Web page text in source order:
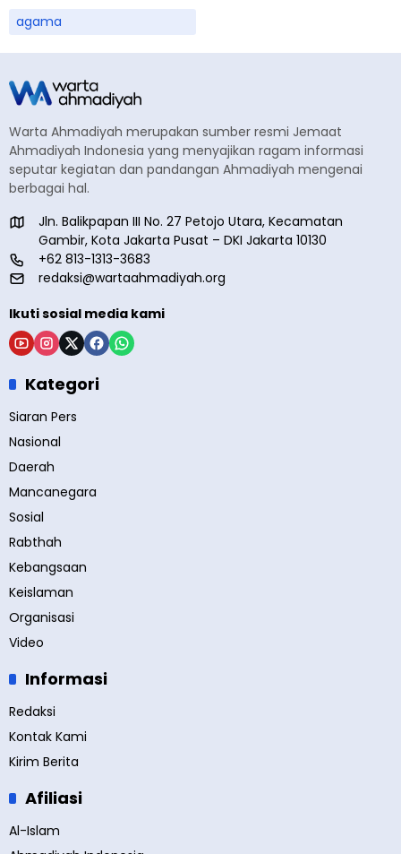
agama
Warta Ahmadiyah merupakan sumber resmi Jemaat
Ahmadiyah Indonesia yang menyajikan ragam informasi
seputar kegiatan dan pandangan Ahmadiyah mengenai
berbagai hal.
Jln. Balikpapan III No. 27 Petojo Utara, Kecamatan
Gambir, Kota Jakarta Pusat – DKI Jakarta 10130
+62 813-1313-3683
redaksi@wartaahmadiyah.org
Ikuti sosial media kami
Kategori
Siaran Pers
Nasional
Daerah
Mancanegara
Sosial
Rabthah
Kebangsaan
Keislaman
Organisasi
Video
Informasi
Redaksi
Kontak Kami
Kirim Berita
Afiliasi
Al-Islam